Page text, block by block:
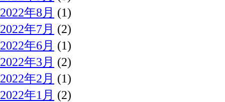
2022年8月 (1)
2022年7月 (2)
2022年6月 (1)
2022年3月 (2)
2022年2月 (1)
2022年1月 (2)